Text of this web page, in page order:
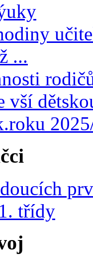
...
vší
třídy